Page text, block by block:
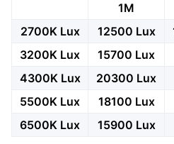
1M
2700K Lux
12500 Lux
3200K Lux
15700 Lux
4300K Lux
20300 Lux
5500K Lux
18100 Lux
6500K Lux
15900 Lux